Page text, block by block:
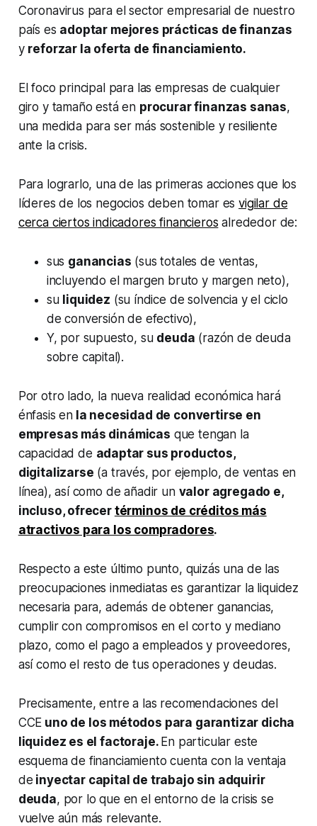
Coronavirus para el sector empresarial de nuestro
país es adoptar mejores prácticas de finanzas
y reforzar la oferta de financiamiento.
El foco principal para las empresas de cualquier
giro y tamaño está en procurar finanzas sanas,
una medida para ser más sostenible y resiliente
ante la crisis.
Para lograrlo, una de las primeras acciones que los
líderes de los negocios deben tomar esvigilar de
cerca ciertos indicadores financieros alrededor de:
sus ganancias (sus totales de ventas,
incluyendo el margen bruto y margen neto),
su liquidez (su índice de solvencia y el ciclo
de conversión de efectivo),
Y, por supuesto, su deuda (razón de deuda
sobre capital).
Por otro lado, la nueva realidad económica hará
énfasis en la necesidad de convertirse en
empresas más dinámicas que tengan la
capacidad de adaptar sus productos,
digitalizarse (a través, por ejemplo, de ventas en
línea), así como de añadir un valor agregado e,
incluso, ofrecer términos de créditos más
atractivos para los compradores.
Respecto a este último punto, quizás una de las
preocupaciones inmediatas es garantizar la liquidez
necesaria para, además de obtener ganancias,
cumplir con compromisos en el corto y mediano
plazo, como el pago a empleados y proveedores,
así como el resto de tus operaciones y deudas.
Precisamente, entre a las recomendaciones del
CCE uno de los métodos para garantizar dicha
liquidez es el factoraje. En particular este
esquema de financiamiento cuenta con la ventaja
de inyectar capital de trabajo sin adquirir
deuda, por lo que en el entorno de la crisis se
vuelve aún más relevante.